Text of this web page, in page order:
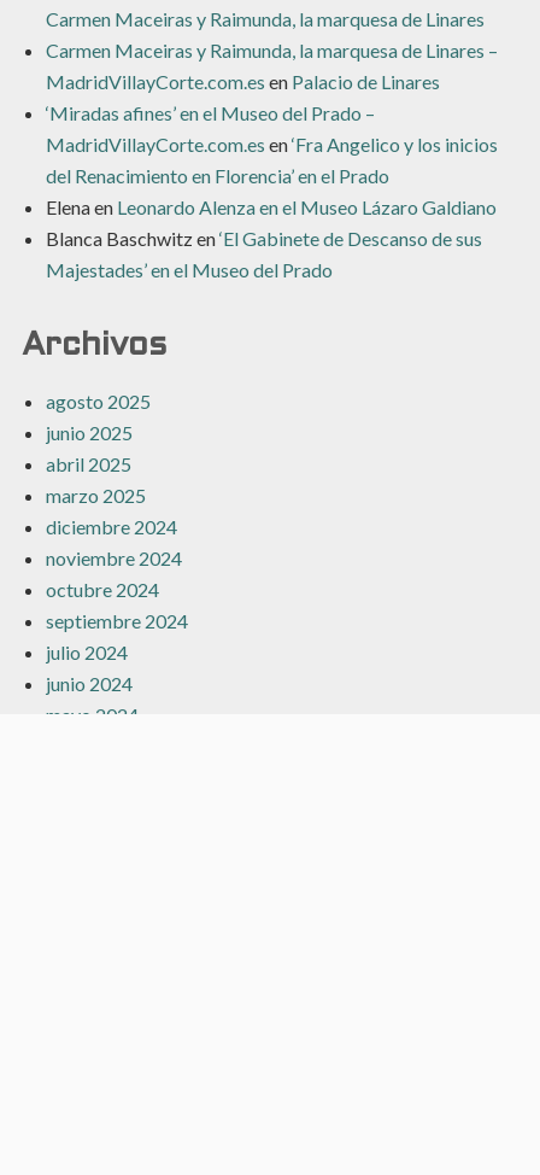
Carmen Maceiras y Raimunda, la marquesa de Linares
Carmen Maceiras y Raimunda, la marquesa de Linares –
MadridVillayCorte.com.es en Palacio de Linares
‘Miradas afines’ en el Museo del Prado –
MadridVillayCorte.com.es en‘Fra Angelico y los inicios
del Renacimiento en Florencia’ en el Prado
Elenaen Leonardo Alenza en el Museo Lázaro Galdiano
Blanca Baschwitzen‘El Gabinete de Descanso de sus
Majestades’ en el Museo del Prado
Archivos
agosto 2025
junio 2025
abril 2025
marzo 2025
diciembre 2024
noviembre 2024
octubre 2024
septiembre 2024
julio 2024
junio 2024
mayo 2024